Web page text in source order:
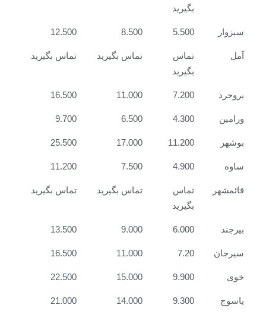
بگیرید
سبزوار 5.500
8.500
12.500
آمل
تماس
بگیرید
تماس بگیرید تماس بگیرید
بروجرد 7.200
11.000
16.500
ورامین 4.300
6.500
9.700
بوشهر 11.200
17.000
25.500
ساوه 4.900
7.500
11.200
قائمشهر
تماس
بگیرید
تماس بگیرید تماس بگیرید
بیرجند 6.000
9.000
13.500
سیرجان 7.20
11.000
16.500
خوی 9.900
15.000
22.500
یاسوج 9.300
14.000
21.000